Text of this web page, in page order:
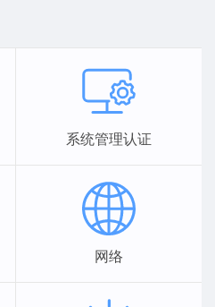
系统管理认证
网络